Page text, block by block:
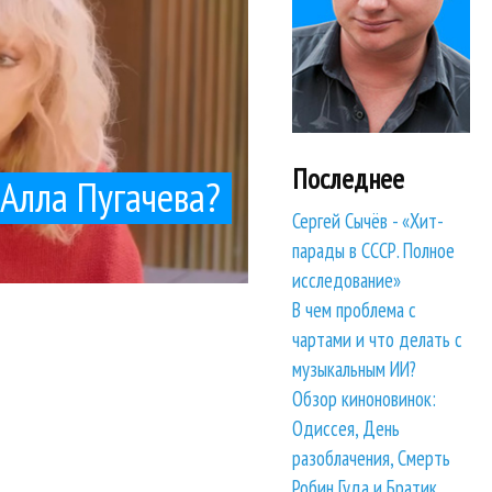
Пугачева? Последнее
Сергей Сычёв - «Хит-
парады в СССР. Полное
исследование»
В чем проблема с
чартами и что делать с
музыкальным ИИ?
Обзор киноновинок:
Одиссея, День
разоблачения, Смерть